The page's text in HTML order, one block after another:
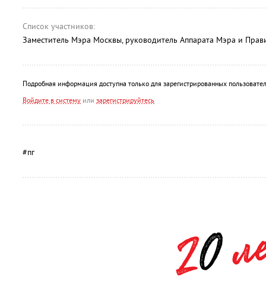
Список участников:
Заместитель Мэра Москвы, руководитель Аппарата Мэра и
Подробная информация доступна только для зарегистрированных
Войдите в систему или зарегистрируйтесь
#пг